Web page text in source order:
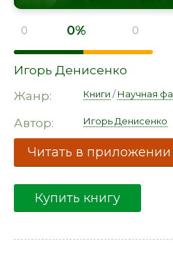
0 0% 0
Игорь Денисенко
Жанр:
Книги /Научная
Автор: Игорь Денисенко
Читать в приложении
Купить книгу